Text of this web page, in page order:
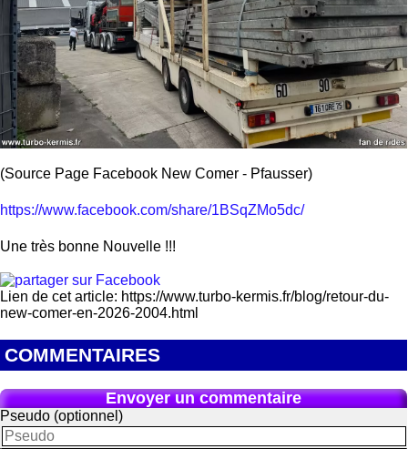
(Source Page Facebook New Comer - Pfausser)
https://www.facebook.com/share/1BSqZMo5dc/
Une très bonne Nouvelle !!!
Lien de cet article: https://www.turbo-kermis.fr/blog/retour-du-
new-comer-en-2026-2004.html
COMMENTAIRES
Envoyer un commentaire
Pseudo (optionnel)